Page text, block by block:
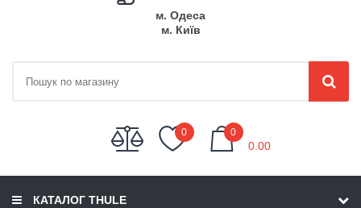
м. Одеса
м. Київ
0 0
0.00
КАТАЛОГ THULE